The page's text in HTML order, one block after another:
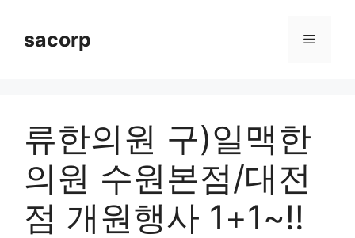
contentsacorp Menu
류한의원 구)일맥한
의원 수원본점/대전
점 개원행사 1+1~!!